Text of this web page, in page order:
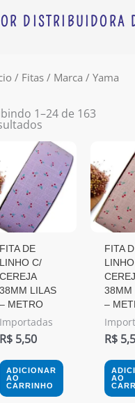
DISTRIBUIDORA
/ Fitas / Marca / Yama
1–24 de 163
FITA DE
LINHO C/
CEREJA
38MM LILAS
– METRO
Importadas
R$ 5,50
ADICIONAR
AO
CARRINHO
FITA
38MM
–
R$
AO